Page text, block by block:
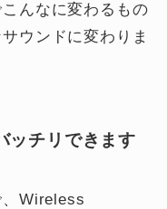
んなに変わるもの
ウンドに変わりま
ッチリできます
、Wireless